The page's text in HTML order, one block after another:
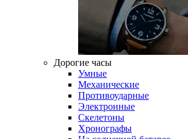
Дорогие часы
Умные
Механические
Противоударные
Электронные
Скелетоны
Хронографы